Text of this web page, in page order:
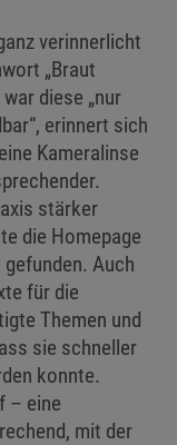
verinnerlicht
„Braut
diese „nur
erinnert sich
Kameralinse
stärker
die Homepage
Auch
für die
Themen und
sie schneller
konnte.
– eine
mit der